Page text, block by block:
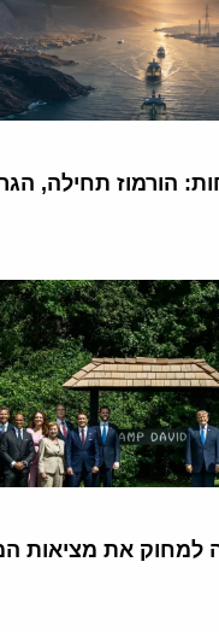
הורמוז תחילה,
למחוק את מציאות